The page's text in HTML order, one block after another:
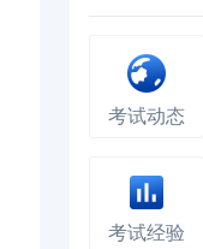
考试动态
考试经验